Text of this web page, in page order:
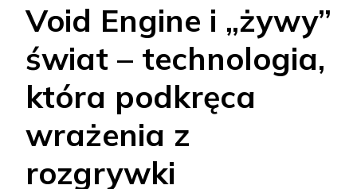
Void Engine i „żywy”
świat – technologia,
która podkręca
wrażenia z
rozgrywki